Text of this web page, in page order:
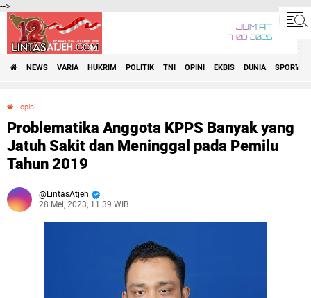
-->
JUM'AT
7•08•2026
NEWS VARIA HUKRIM POLITIK TNI OPINI EKBIS DUNIA SPORT
› opini
Problematika Anggota KPPS Banyak yang
Jatuh Sakit dan Meninggal pada Pemilu
Tahun 2019
LintasAtjeh
28 Mei, 2023, 11.39 WIB